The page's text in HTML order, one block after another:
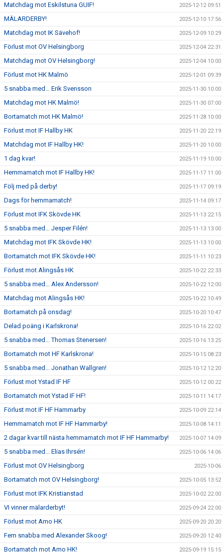
Matchdag mot Eskilstuna GUIF! 2025-12-12 09:51
MÄLARDERBY! 2025-12-10 17:56
Matchdag mot IK Sävehof! 2025-12-09 10:29
Förlust mot OV Helsingborg 2025-12-04 22:31
Matchdag mot OV Helsingborg! 2025-12-04 10:00
Förlust mot HK Malmö 2025-12-01 09:39
5 snabba med… Erik Svensson 2025-11-30 10:00
Matchdag mot HK Malmö! 2025-11-30 07:00
Bortamatch mot HK Malmö! 2025-11-28 10:00
Förlust mot IF Hallby HK 2025-11-20 22:19
Matchdag mot IF Hallby HK! 2025-11-20 10:00
1 dag kvar! 2025-11-19 10:00
Hemmamatch mot IF Hallby HK! 2025-11-17 11:00
Följ med på derby! 2025-11-17 09:19
Dags för hemmamatch! 2025-11-14 09:17
Förlust mot IFK Skövde HK 2025-11-13 22:15
5 snabba med... Jesper Filén! 2025-11-13 13:00
Matchdag mot IFK Skövde HK! 2025-11-13 10:00
Bortamatch mot IFK Skövde HK! 2025-11-11 10:23
Förlust mot Alingsås HK 2025-10-22 22:33
5 snabba med... Alex Andersson! 2025-10-22 12:00
Matchdag mot Alingsås HK! 2025-10-22 10:49
Bortamatch på onsdag! 2025-10-20 10:47
Delad poäng i Karlskrona! 2025-10-16 22:02
5 snabba med... Thomas Stenersen! 2025-10-16 13:25
Bortamatch mot HF Karlskrona! 2025-10-15 08:23
5 snabba med... Jonathan Wallgren! 2025-10-12 12:20
Förlust mot Ystad IF HF 2025-10-12 00:22
Bortamatch mot Ystad IF HF! 2025-10-11 14:17
Förlust mot IF HF Hammarby 2025-10-09 22:14
Hemmamatch mot IF HF Hammarby! 2025-10-08 14:11
2 dagar kvar till nästa hemmamatch mot IF HF Hammarby! 2025-10-07 14:09
5 snabba med... Elias Ihrsén! 2025-10-06 14:06
Förlust mot OV Helsingborg 2025-10-06
Bortamatch mot OV Helsingborg! 2025-10-05 13:52
Förlust mot IFK Kristianstad 2025-10-02 22:00
VI vinner mälarderbyt! 2025-09-24 22:00
Förlust mot Amo HK 2025-09-20 20:20
Fem snabba med Alexander Skoog! 2025-09-20 12:40
Bortamatch mot Amo HK! 2025-09-19 15:15